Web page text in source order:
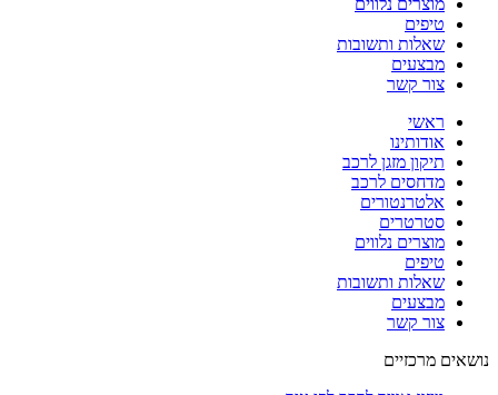
מוצרים נלווים
טיפים
שאלות ותשובות
מבצעים
צור קשר
ראשי
אודותינו
תיקון מזגן לרכב
מדחסים לרכב
אלטרנטורים
סטרטרים
מוצרים נלווים
טיפים
שאלות ותשובות
מבצעים
צור קשר
נושאים מרכזיים